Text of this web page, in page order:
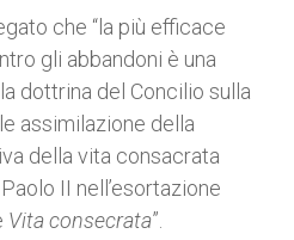
che “la più efficace
gli abbandoni è una
dottrina del Concilio sulla
assimilazione della
della vita consacrata
II nell’esortazione
Vita consecrata”.